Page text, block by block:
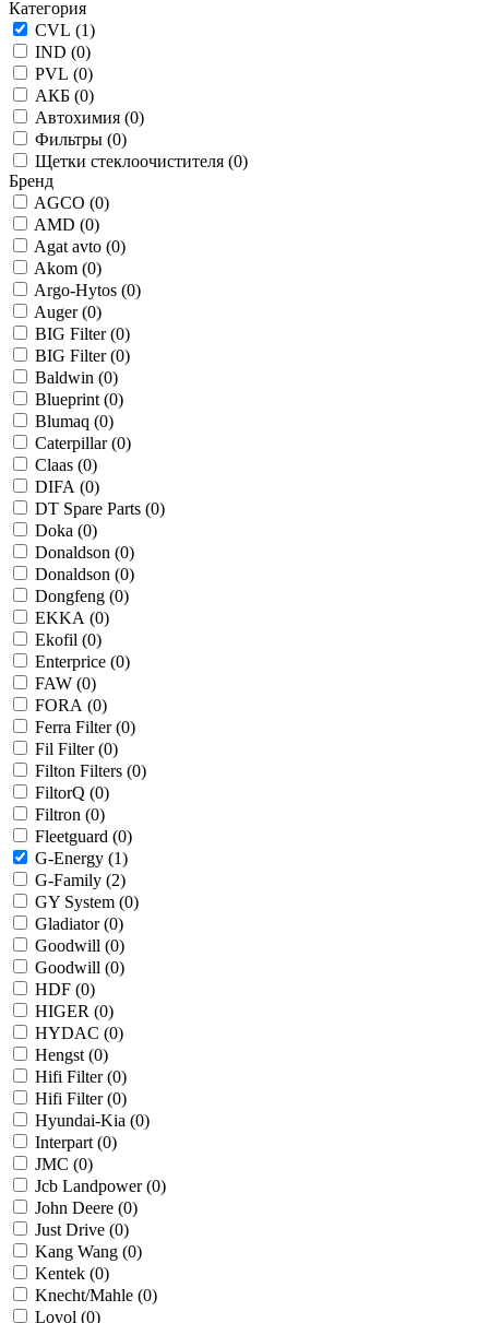
Категория
CVL (1)
IND (0)
PVL (0)
АКБ (0)
Автохимия (0)
Фильтры (0)
Щетки стеклоочистителя (0)
Бренд
AGCO (0)
AMD (0)
Agat avto (0)
Akom (0)
Argo-Hytos (0)
Auger (0)
BIG Filter (0)
BIG Filter (0)
Baldwin (0)
Blueprint (0)
Blumaq (0)
Caterpillar (0)
Claas (0)
DIFA (0)
DT Spare Parts (0)
Doka (0)
Donaldson (0)
Donaldson (0)
Dongfeng (0)
EKKA (0)
Ekofil (0)
Enterprice (0)
FAW (0)
FORA (0)
Ferra Filter (0)
Fil Filter (0)
Filton Filters (0)
FiltorQ (0)
Filtron (0)
Fleetguard (0)
G-Energy (1)
G-Family (2)
GY System (0)
Gladiator (0)
Goodwill (0)
Goodwill (0)
HDF (0)
HIGER (0)
HYDAC (0)
Hengst (0)
Hifi Filter (0)
Hifi Filter (0)
Hyundai-Kia (0)
Interpart (0)
JMC (0)
Jcb Landpower (0)
John Deere (0)
Just Drive (0)
Kang Wang (0)
Kentek (0)
Knecht/Mahle (0)
Lovol (0)